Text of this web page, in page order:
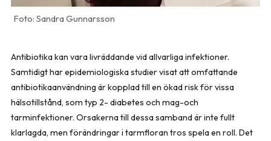
Sandra Gunnarsson
Antibiotika kan vara livräddande vid allvarliga infektioner.
Samtidigt har epidemiologiska studier visat att omfattande
antibiotikaanvändning är kopplad till en ökad risk för vissa
hälsotillstånd, som typ 2- diabetes och mag-och
tarminfektioner. Orsakerna till dessa samband är inte fullt
klarlagda, men förändringar i tarmfloran tros spela en roll. Det